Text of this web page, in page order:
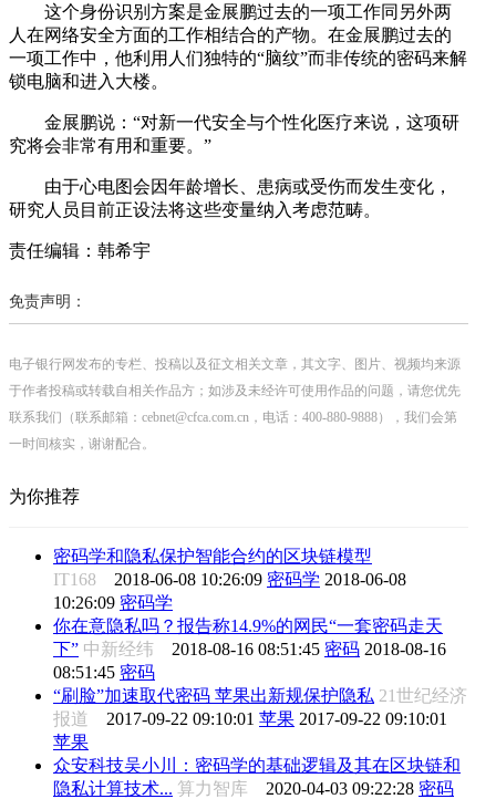
这个身份识别方案是金展鹏过去的一项工作同另外两
人在网络安全方面的工作相结合的产物。在金展鹏过去的
一项工作中，他利用人们独特的“脑纹”而非传统的密码来解
锁电脑和进入大楼。
金展鹏说：“对新一代安全与个性化医疗来说，这项研
究将会非常有用和重要。”
由于心电图会因年龄增长、患病或受伤而发生变化，
研究人员目前正设法将这些变量纳入考虑范畴。
责任编辑：韩希宇
免责声明：
电子银行网发布的专栏、投稿以及征文相关文章，其文字、图片、视频均来源
于作者投稿或转载自相关作品方；如涉及未经许可使用作品的问题，请您优先
联系我们（联系邮箱：cebnet@cfca.com.cn，电话：400-880-9888），我们会第
一时间核实，谢谢配合。
为你推荐
密码学和隐私保护智能合约的区块链模型
IT168 2018-06-08 10:26:09 密码学 2018-06-08
10:26:09 密码学
你在意隐私吗？报告称14.9%的网民“一套密码走天
下” 中新经纬 2018-08-16 08:51:45 密码 2018-08-16
08:51:45 密码
“刷脸”加速取代密码 苹果出新规保护隐私 21世纪经济
报道 2017-09-22 09:10:01 苹果 2017-09-22 09:10:01
苹果
众安科技吴小川：密码学的基础逻辑及其在区块链和
隐私计算技术... 算力智库 2020-04-03 09:22:28 密码